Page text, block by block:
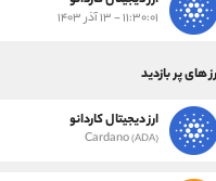
۱۱:۳۰:۰۱ - ۱۳ آذر ۱۴۰۳
های پر بازدید
ارز دیجیتال کاردانو
Cardano(ADA)